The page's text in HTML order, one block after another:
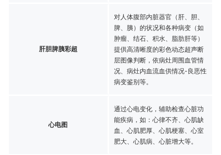
肝胆脾胰彩超
对人体腹部内脏器官（肝、胆、
脾、胰）的状况和各种病变（如
肿瘤、结石、积水、脂肪肝等）
提供高清晰度的彩色动态超声断
层图像判断，依病灶周围血管情
况、病灶内血流血供情况-良恶性
病变鉴别等。
心电图
通过心电变化，辅助检查心脏功
能疾病，如：心律不齐、心肌缺
血、心肌肥厚、心肌梗塞、心室
肥大、心肌病、心脏增大等。